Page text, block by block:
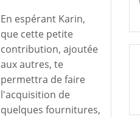
En espérant Karin,
que cette petite
contribution, ajoutée
aux autres, te
permettra de faire
l'acquisition de
quelques fournitures,